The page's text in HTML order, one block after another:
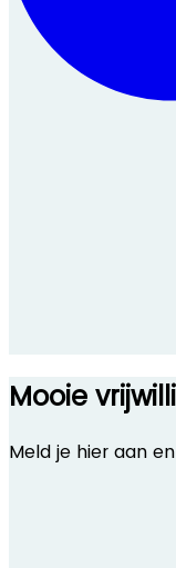
Mooie
Meld je hier aan